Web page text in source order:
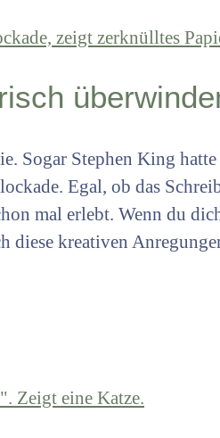
Sogar Stephen King
Egal, ob das
mal erlebt. Wenn du
diese kreativen